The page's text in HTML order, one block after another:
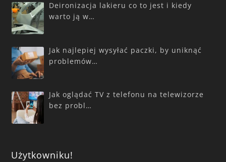
Deironizacja lakieru co to jest i kiedy
warto ją w…
Jak najlepiej wysyłać paczki, by uniknąć
problemów…
Jak oglądać TV z telefonu na telewizorze
bez probl…
Użytkowniku!